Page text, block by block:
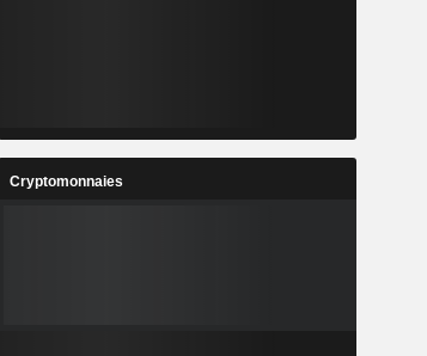
Cryptomonnaies